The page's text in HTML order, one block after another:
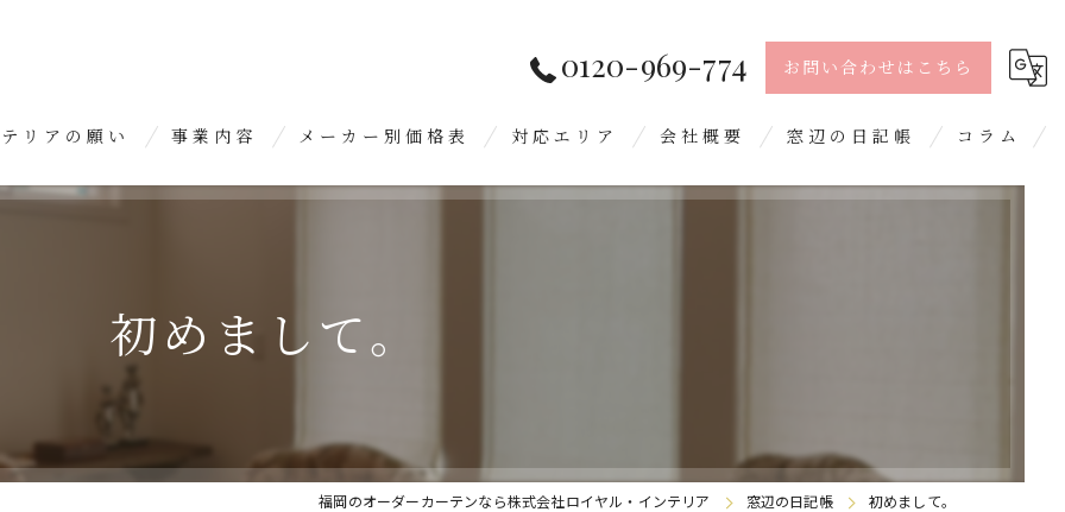
0120-969-774 お問い合わせはこちら
リアの願い 事業内容
内装リフォーム
メーカー別価格表 対応エリア 会社概要 窓辺の日記帳 コラム
初めまして。
福岡のオーダーカーテンなら株式会社ロイヤル・インテリア 窓辺の日記帳 初めまして。